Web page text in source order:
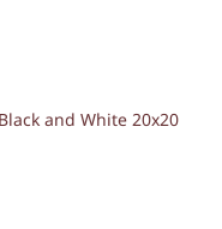
and White 20x20